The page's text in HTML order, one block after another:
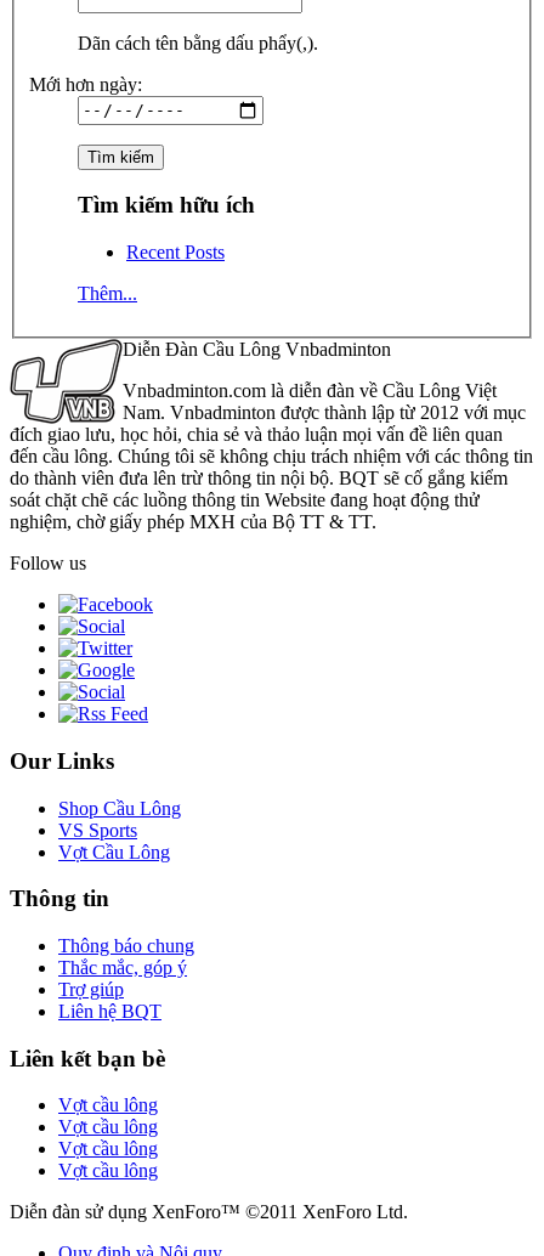
Dãn cách tên bằng dấu phẩy(,).
Mới hơn ngày:
Tìm kiếm hữu ích
Recent Posts
Thêm...
Diễn Đàn Cầu Lông Vnbadminton
Vnbadminton.com là diễn đàn về Cầu Lông Việt
Nam. Vnbadminton được thành lập từ 2012 với mục
đích giao lưu, học hỏi, chia sẻ và thảo luận mọi vấn đề liên quan
đến cầu lông. Chúng tôi sẽ không chịu trách nhiệm với các thông tin
do thành viên đưa lên trừ thông tin nội bộ. BQT sẽ cố gắng kiểm
soát chặt chẽ các luồng thông tin Website đang hoạt động thử
nghiệm, chờ giấy phép MXH của Bộ TT & TT.
Follow us
Our Links
Shop Cầu Lông
VS Sports
Vợt Cầu Lông
Thông tin
Thông báo chung
Thắc mắc, góp ý
Trợ giúp
Liên hệ BQT
Liên kết bạn bè
Vợt cầu lông
Vợt cầu lông
Vợt cầu lông
Vợt cầu lông
Diễn đàn sử dụng XenForo™ ©2011 XenForo Ltd.